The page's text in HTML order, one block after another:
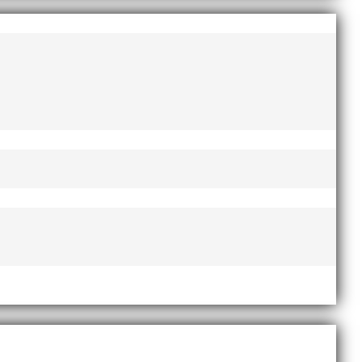
hänt...
år. MAI-delegationen fick ta emot
–...
på självaste nyårsafton. Formen är enkel,